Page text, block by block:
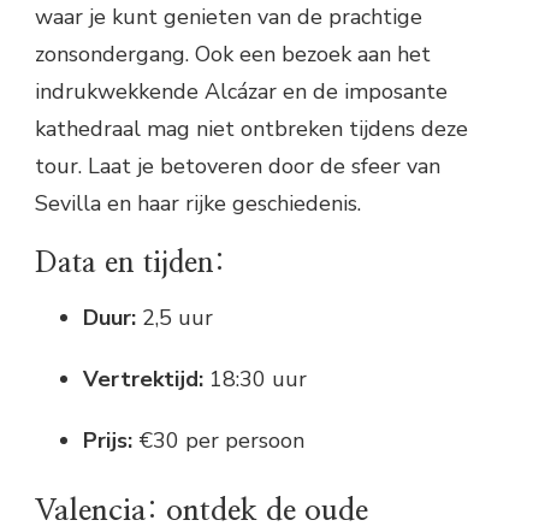
waar je kunt genieten van de prachtige
zonsondergang. Ook een bezoek aan het
indrukwekkende Alcázar en de imposante
kathedraal mag niet ontbreken tijdens deze
tour. Laat je betoveren door de sfeer van
Sevilla en haar rijke geschiedenis.
Data en tijden:
Duur: 2,5 uur
Vertrektijd: 18:30 uur
Prijs: €30 per persoon
Valencia: ontdek de oude